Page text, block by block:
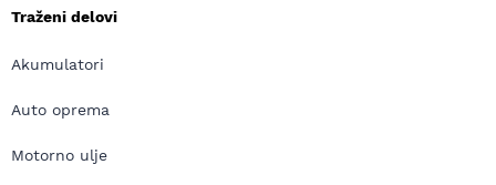
Traženi delovi
Akumulatori
Auto oprema
Motorno ulje